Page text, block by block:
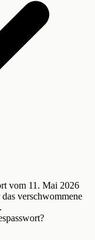
vom 11. Mai 2026
verschwommene